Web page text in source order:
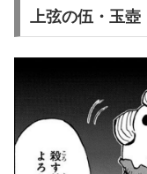
上弦の伍・玉壺